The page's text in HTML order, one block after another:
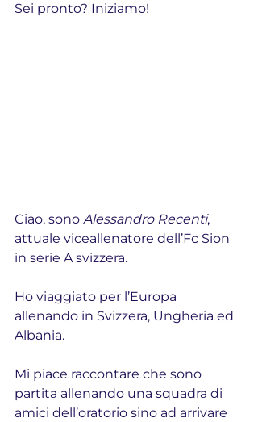
Sei pronto? Iniziamo!
Ciao, sono Alessandro Recenti,
attuale viceallenatore dell’Fc Sion
in serie A svizzera.
Ho viaggiato per l’Europa
allenando in Svizzera, Ungheria ed
Albania.
Mi piace raccontare che sono
partita allenando una squadra di
amici dell’oratorio sino ad arrivare